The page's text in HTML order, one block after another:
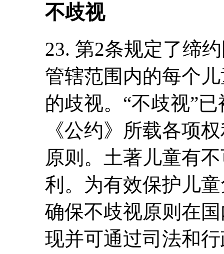
不歧视
23. 第2条规定了缔
管辖范围内的每个
的歧视。“不歧视”
《公约》所载各项
原则。土著儿童有
利。为有效保护儿
确保不歧视原则在
现并可通过司法和